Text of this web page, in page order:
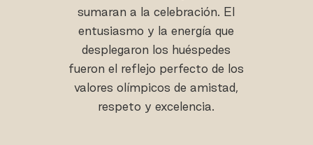
sumaran a la celebración. El
entusiasmo y la energía que
desplegaron los huéspedes
fueron el reflejo perfecto de los
valores olímpicos de amistad,
respeto y excelencia.